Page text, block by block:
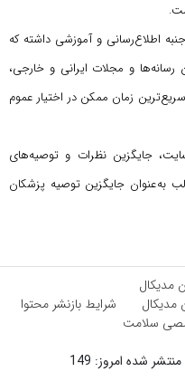
اطلاع‌رسانی و آموزشی داشته که
رسانه‌ها و مجلات ایرانی و خارجی،
زمان ممکن در اختیار عموم
جایگزین نظرات و توصیه‌های
جایگزین توصیه پزشکان
مدیکال
مدیکال
شرایط بازنشر محتوا
سلامت
شده امروز: 149